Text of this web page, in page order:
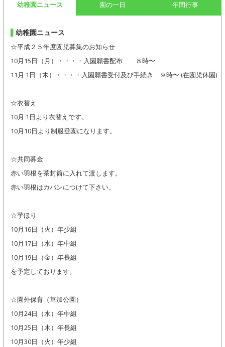
幼稚園ニュース 園の一日 年間行事
幼稚園ニュース
☆平成２５年度園児募集のお知らせ
10月15日（月）・・・・入園願書配布 ８時〜
11月 1日（木）・・・・入園願書受付及び手続き ９時〜 (在園児休園)
☆衣替え
10月 1日より衣替えです。
10月10日より制服登園になります。
☆共同募金
赤い羽根を茶封筒に入れて渡します。
赤い羽根はカバンにつけて下さい。
☆芋ほり
10月16日（火）年少組
10月17日（水）年中組
10月19日（金）年長組
を予定しております。
☆園外保育（草加公園）
10月24日（水）年中組
10月25日（木）年長組
10月30日（火）年少組